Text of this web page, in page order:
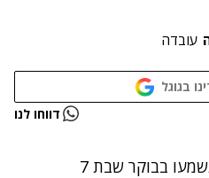
עובדה
בגוגל
בבעיה דווחו לנו
הידיעה בדבר האזעקות שנשמעו בבוקר שבת 7